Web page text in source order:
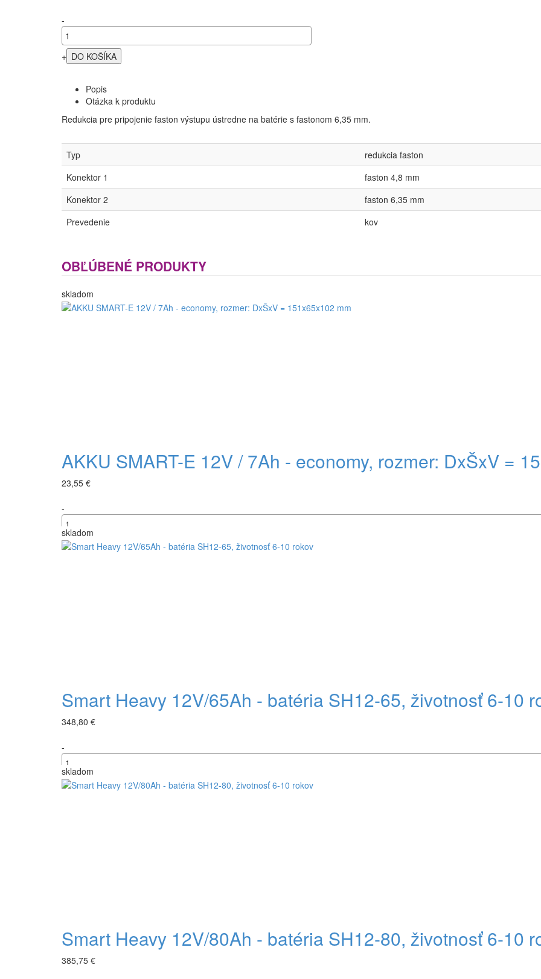
-
+
Popis
Otázka k produktu
Redukcia pre pripojenie faston výstupu ústredne na batérie s fastonom 6,35 mm.
Typ
redukcia faston
Konektor 1
faston 4,8 mm
Konektor 2
faston 6,35 mm
Prevedenie
kov
OBĽÚBENÉ PRODUKTY
skladom
AKKU SMART-E 12V / 7Ah - economy, rozmer: DxŠxV =
23,55 €
-
+
skladom
Smart Heavy 12V/65Ah - batéria SH12-65, životnosť 6-10
348,80 €
-
+
skladom
Smart Heavy 12V/80Ah - batéria SH12-80, životnosť 6-10
385,75 €